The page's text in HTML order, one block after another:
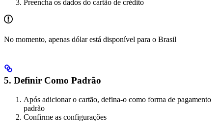
Preencha os dados do cartão de crédito
No momento, apenas dólar está disponível para o Brasil
5. Definir Como Padrão
Após adicionar o cartão, defina-o como forma de pagamento
padrão
Confirme as configurações